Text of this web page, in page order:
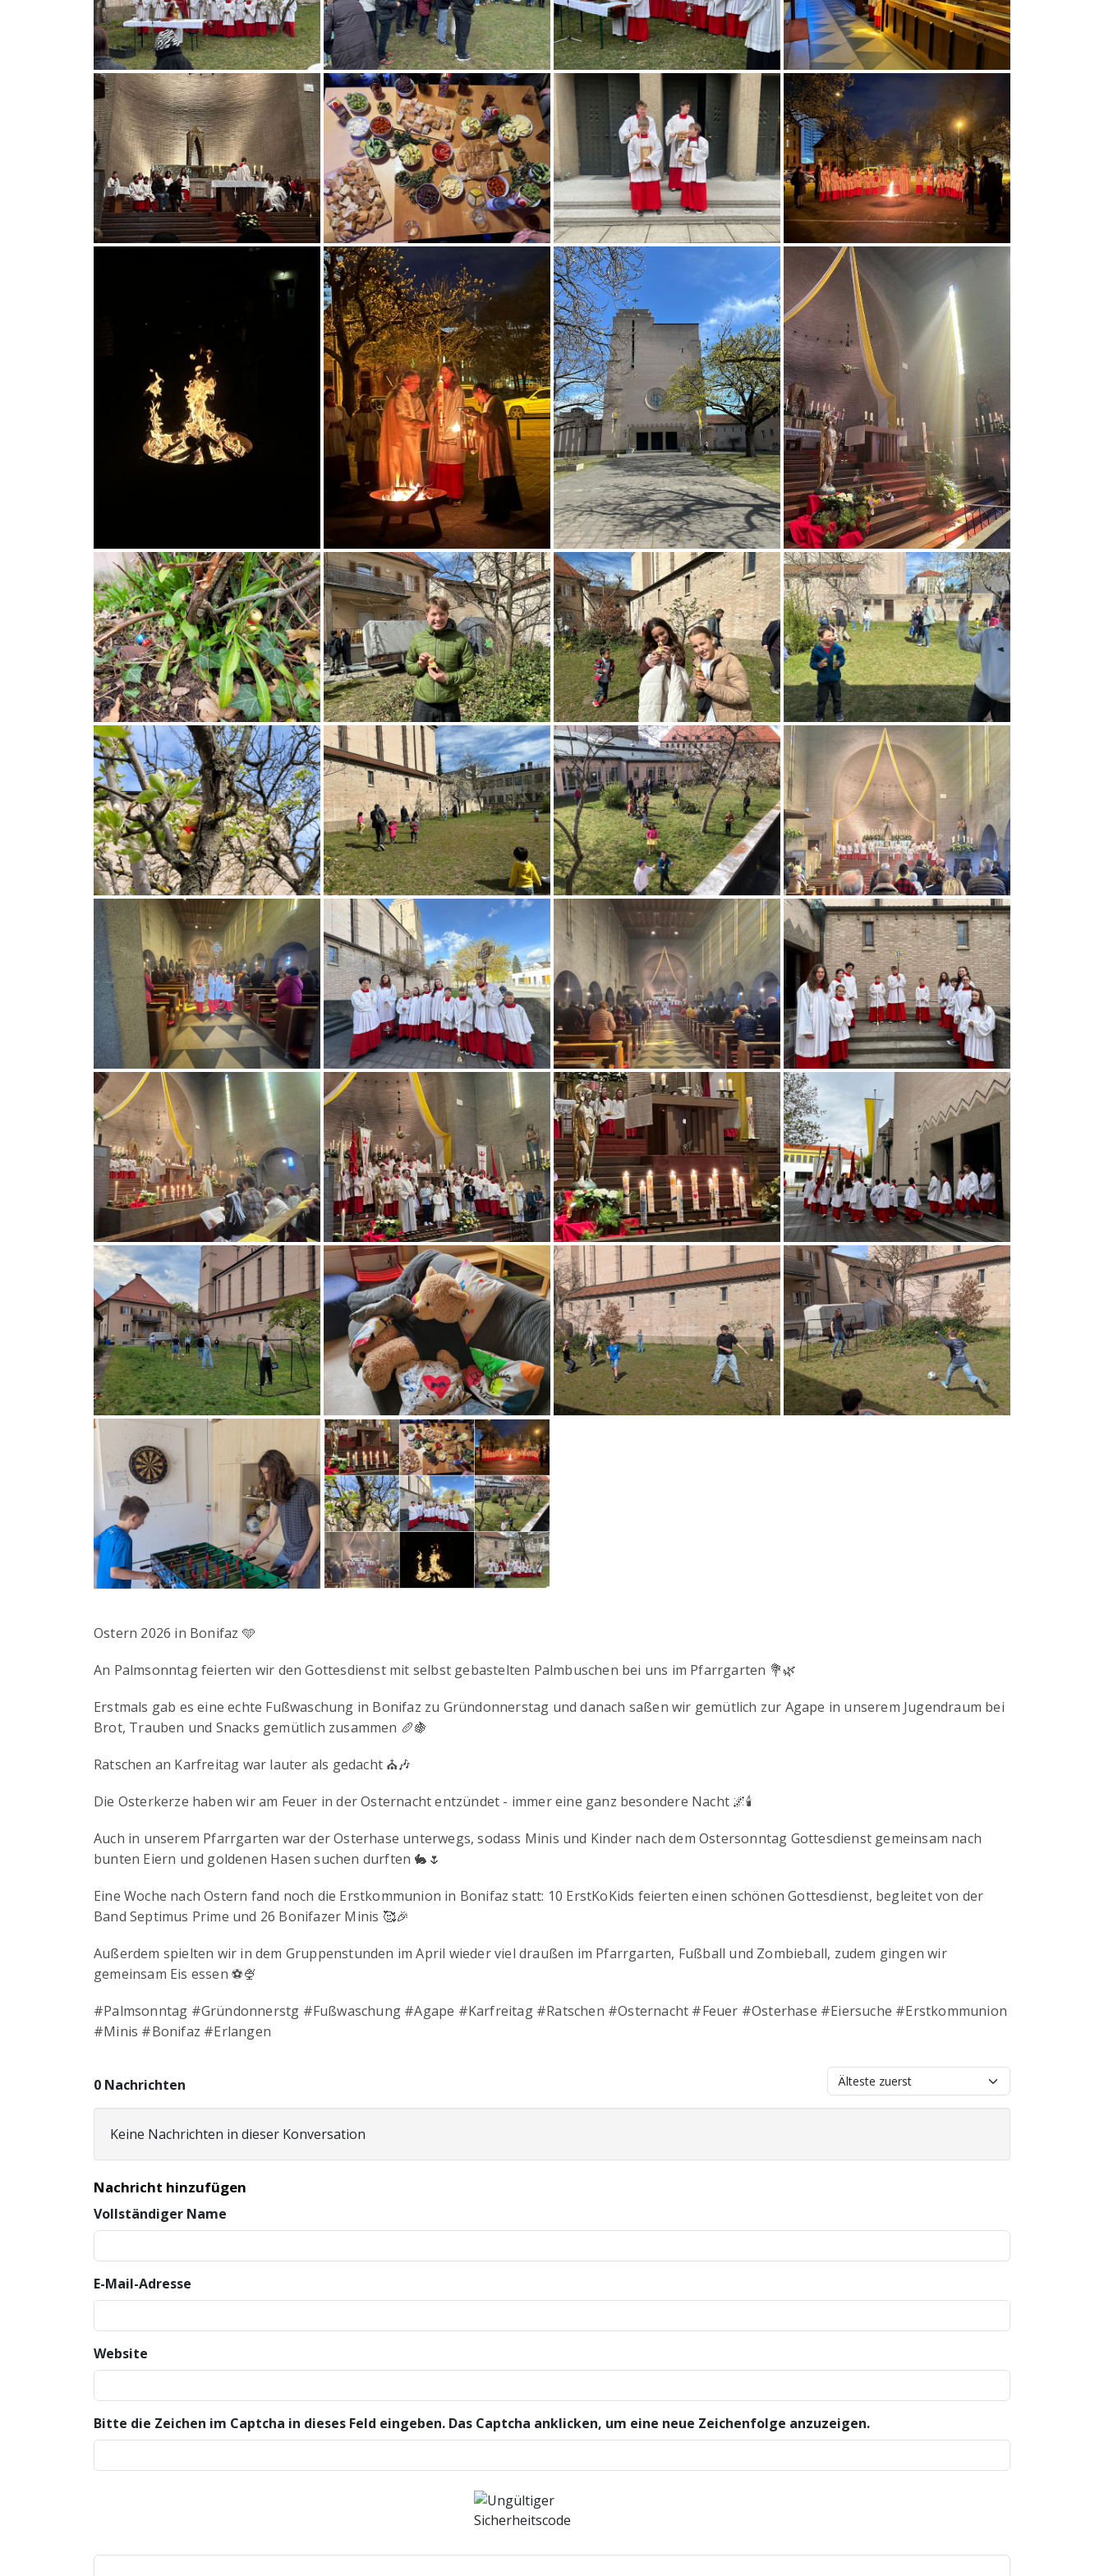
Ostern 2026 in Bonifaz 🩵
An Palmsonntag feierten wir den Gottesdienst mit selbst gebastelten Palmbuschen bei uns im Pfarrgarten 💐🌿
Erstmals gab es eine echte Fußwaschung in Bonifaz zu Gründonnerstag und danach saßen wir gemütlich zur Agape in unserem Jugendraum bei
Brot, Trauben und Snacks gemütlich zusammen 🥖🍇
Ratschen an Karfreitag war lauter als gedacht ⛪️🎶
Die Osterkerze haben wir am Feuer in der Osternacht entzündet - immer eine ganz besondere Nacht 🌌🕯️
Auch in unserem Pfarrgarten war der Osterhase unterwegs, sodass Minis und Kinder nach dem Ostersonntag Gottesdienst gemeinsam nach
bunten Eiern und goldenen Hasen suchen durften 🐇🌷
Eine Woche nach Ostern fand noch die Erstkommunion in Bonifaz statt: 10 ErstKoKids feierten einen schönen Gottesdienst, begleitet von der
Band Septimus Prime und 26 Bonifazer Minis 🥰🎉
Außerdem spielten wir in dem Gruppenstunden im April wieder viel draußen im Pfarrgarten, Fußball und Zombieball, zudem gingen wir
gemeinsam Eis essen ⚽️🍨
#Palmsonntag #Gründonnerstg #Fußwaschung #Agape #Karfreitag #Ratschen #Osternacht #Feuer #Osterhase #Eiersuche #Erstkommunion
#Minis #Bonifaz #Erlangen
0 Nachrichten
Keine Nachrichten in dieser Konversation
Nachricht hinzufügen
Vollständiger Name
E-Mail-Adresse
Website
Bitte die Zeichen im Captcha in dieses Feld eingeben. Das Captcha anklicken, um eine neue Zeichenfolge anzuzeigen.